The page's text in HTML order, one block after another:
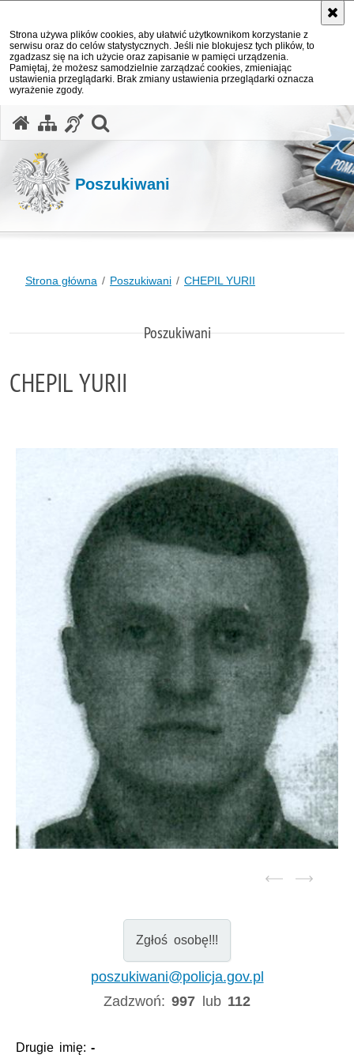
Strona używa plików cookies, aby ułatwić użytkownikom korzystanie z
serwisu oraz do celów statystycznych. Jeśli nie blokujesz tych plików, to
zgadzasz się na ich użycie oraz zapisanie w pamięci urządzenia.
Pamiętaj, że możesz samodzielnie zarządzać cookies, zmieniając
ustawienia przeglądarki. Brak zmiany ustawienia przeglądarki oznacza
wyrażenie zgody.
Poszukiwani
Strona główna Poszukiwani CHEPIL YURII
Poszukiwani
CHEPIL YURII
Zgłoś osobę!!!
poszukiwani@policja.gov.pl
Zadzwoń:997 lub 112
Drugie imię:-